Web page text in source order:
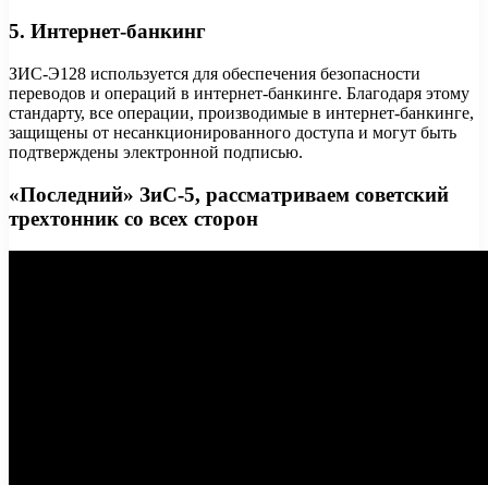
5. Интернет-банкинг
ЗИС-Э128 используется для обеспечения безопасности
переводов и операций в интернет-банкинге. Благодаря этому
стандарту, все операции, производимые в интернет-банкинге,
защищены от несанкционированного доступа и могут быть
подтверждены электронной подписью.
«Последний» ЗиС-5, рассматриваем советский
трехтонник со всех сторон